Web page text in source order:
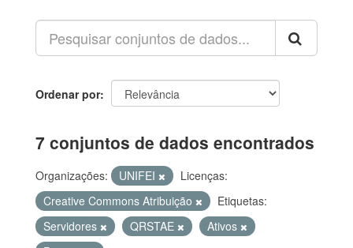
Ordenar por
7 conjuntos de dados encontrados
Organizações: UNIFEI
Licenças:
Creative Commons Atribuição
Etiquetas:
Servidores
QRSTAE
Ativos